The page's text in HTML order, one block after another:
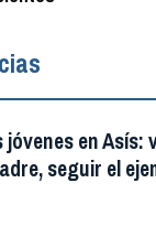
en Asís:
seguir el